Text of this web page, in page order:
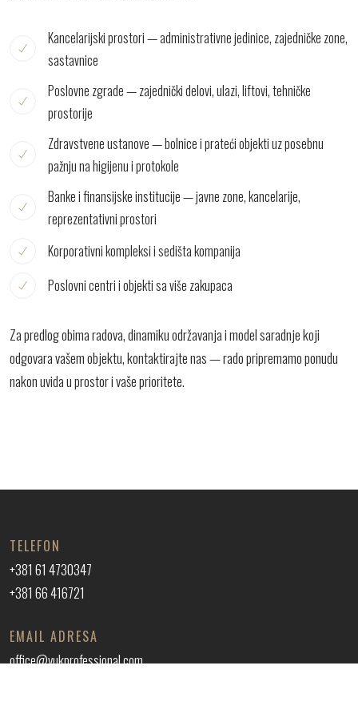
Kancelarijski prostori — administrativne jedinice, zajedničke zone,
sastavnice
Poslovne zgrade — zajednički delovi, ulazi, liftovi, tehničke
prostorije
Zdravstvene ustanove — bolnice i prateći objekti uz posebnu
pažnju na higijenu i protokole
Banke i finansijske institucije — javne zone, kancelarije,
reprezentativni prostori
Korporativni kompleksi i sedišta kompanija
Poslovni centri i objekti sa više zakupaca
Za predlog obima radova, dinamiku održavanja i model saradnje koji
odgovara vašem objektu,kontaktirajte nas— rado pripremamo ponudu
nakon uvida u prostor i vaše prioritete.
TELEFON
+381 61 4730347
+381 66 416721
EMAIL ADRESA
office@vukprofessional.com